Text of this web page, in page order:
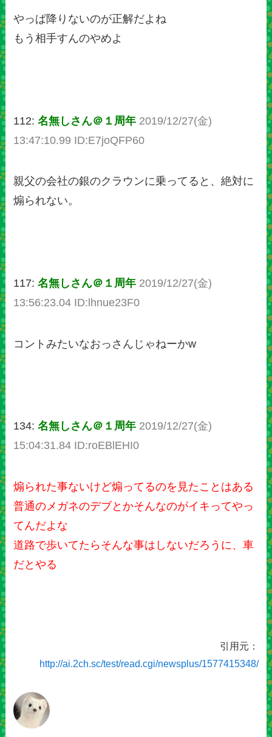
やっぱ降りないのが正解だよね
もう相手すんのやめよ
112:名無しさん＠１周年 2019/12/27(金)
13:47:10.99 ID:E7joQFP60
親父の会社の銀のクラウンに乗ってると、絶対に
煽られない。
117:名無しさん＠１周年 2019/12/27(金)
13:56:23.04 ID:lhnue23F0
コントみたいなおっさんじゃねーかw
134:名無しさん＠１周年 2019/12/27(金)
15:04:31.84 ID:roEBlEHI0
煽られた事ないけど煽ってるのを見たことはある
普通のメガネのデブとかそんなのがイキってやっ
てんだよな
道路で歩いてたらそんな事はしないだろうに、車
だとやる
引用元：
http://ai.2ch.sc/test/read.cgi/newsplus/1577415348/